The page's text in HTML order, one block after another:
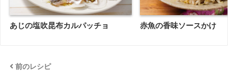
あじの塩吹昆布カルパッチョ 赤魚の香味ソースかけ
前のレシピ